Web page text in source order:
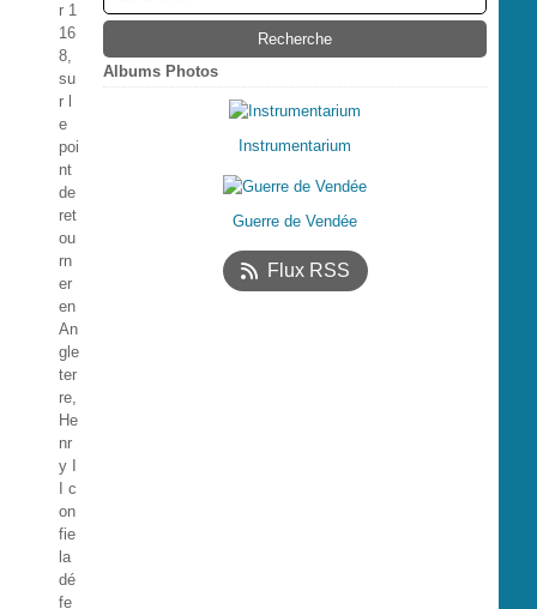
r 1
16
8,
su
r l
e
poi
nt
de
ret
ou
rn
er
en
An
gle
ter
re,
He
nr
y I
I c
on
fie
la
dé
fe
Albums Photos
Instrumentarium
Guerre de Vendée
Flux RSS